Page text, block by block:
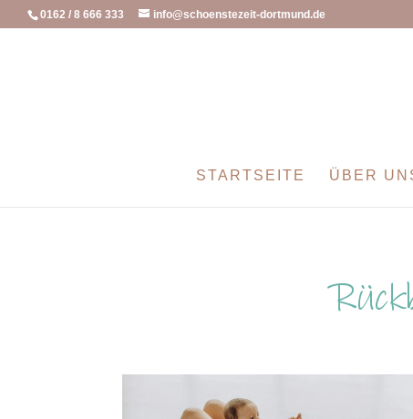
0162 / 8 666 333 info@schoenstezeit-dortmund.de
STARTSEITE ÜBER